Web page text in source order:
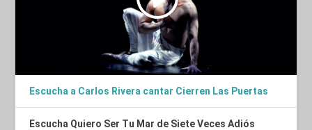
Escucha a Carlos Rivera cantar Cierren Las Puertas
Escucha Quiero Ser Tu Mar de Siete Veces Adiós